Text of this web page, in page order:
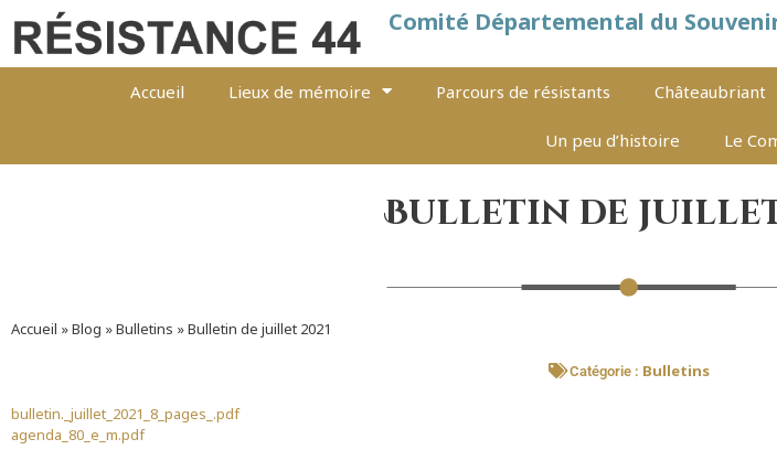
Comité Départemental du
Accueil Lieux de mémoire Parcours de résistants Châteaubriant
Un peu d’histoire Le
Bulletin de juillet
Accueil »Blog »Bulletins »Bulletin de juillet 2021
Catégorie : Bulletins
bulletin._juillet_2021_8_pages_.pdf
agenda_80_e_m.pdf